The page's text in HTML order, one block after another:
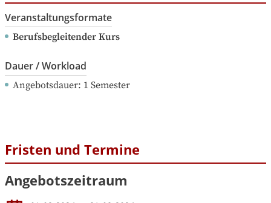
Veranstaltungsformate
Berufsbegleitender Kurs
Dauer / Workload
Angebotsdauer: 1 Semester
Fristen und Termine
Angebotszeitraum